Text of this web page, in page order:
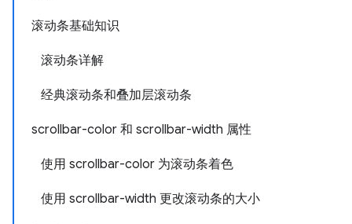
滚动条基础知识
滚动条详解
经典滚动条和叠加层滚动条
scrollbar-color 和 scrollbar-width 属性
使用 scrollbar-color 为滚动条着色
使用 scrollbar-width 更改滚动条的大小